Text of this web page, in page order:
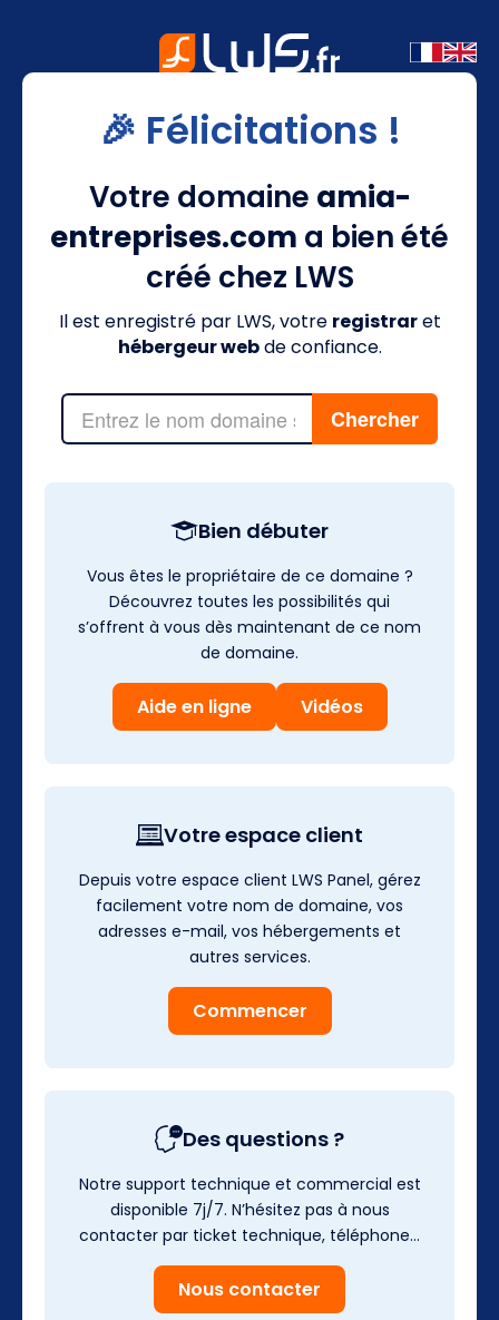
🎉 Félicitations !
Votre domaine amia-
entreprises.com a bien été
créé chez LWS
Il est enregistré par LWS, votre registraret
hébergeur webde confiance.
Bien débuter
Vous êtes le propriétaire de ce domaine ?
Découvrez toutes les possibilités qui
s’offrent à vous dès maintenant de ce nom
de domaine.
Aide en ligne Vidéos
Votre espace client
Depuis votre espace client LWS Panel, gérez
facilement votre nom de domaine, vos
adresses e-mail, vos hébergements et
autres services.
Commencer
Des questions ?
Notre support technique et commercial est
disponible 7j/7. N’hésitez pas à nous
contacter par ticket technique, téléphone…
Nous contacter